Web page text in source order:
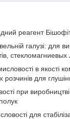
реагент
галузі: для
стекломагниевых
в якості
розчинів для
при виробництві
для